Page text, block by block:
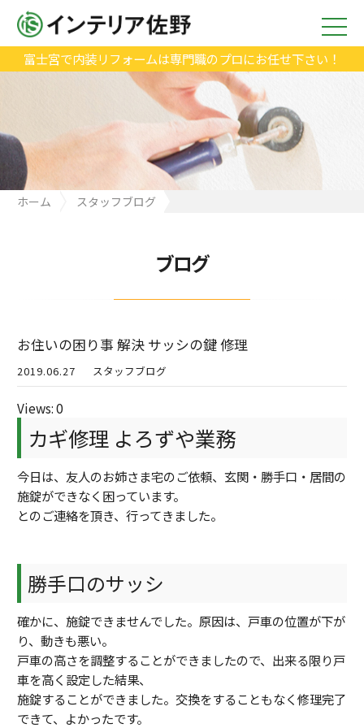
富士宮で内装リフォームは専門職のプロにお任せ下さい！
ホーム
スタッフブログ
ブログ
お住いの困り事 解決 サッシの鍵 修理
2019.06.27 スタッフブログ
Views: 0
カギ修理 よろずや業務
今日は、友人のお姉さま宅のご依頼、玄関・勝手口・居間の
施錠ができなく困っています。
とのご連絡を頂き、行ってきました。
勝手口のサッシ
確かに、施錠できませんでした。原因は、戸車の位置が下が
り、動きも悪い。
戸車の高さを調整することができましたので、出来る限り戸
車を高く設定した結果、
施錠することができました。交換をすることもなく修理完了
できて、よかったです。